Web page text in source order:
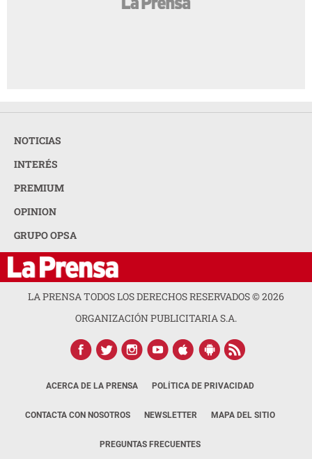
NOTICIAS
INTERÉS
PREMIUM
OPINION
GRUPO OPSA
LA PRENSA TODOS LOS DERECHOS RESERVADOS ©2026
ORGANIZACIÓN PUBLICITARIA S.A.
ACERCA DE LA PRENSA POLÍTICA DE PRIVACIDAD
CONTACTA CON NOSOTROS NEWSLETTER MAPA DEL SITIO
PREGUNTAS FRECUENTES